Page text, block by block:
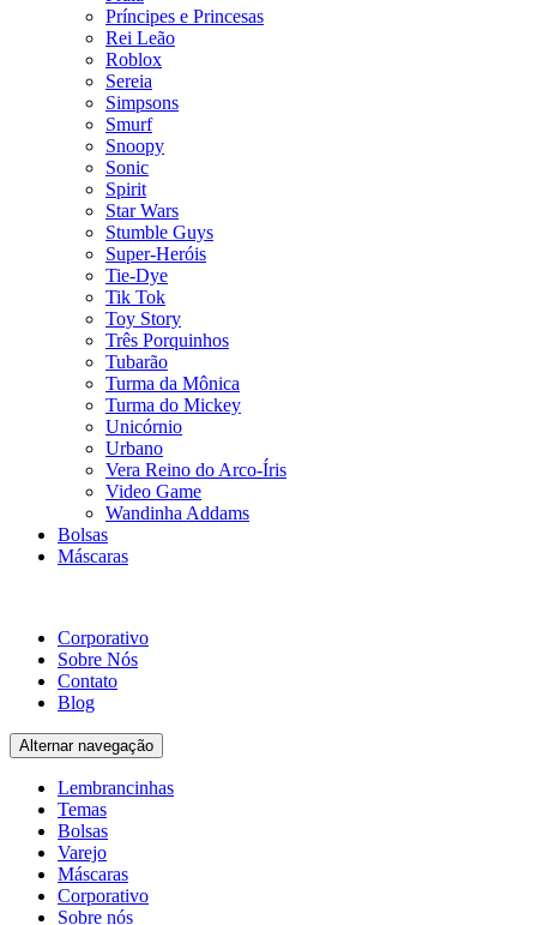
Príncipes e Princesas
Rei Leão
Roblox
Sereia
Simpsons
Smurf
Snoopy
Sonic
Spirit
Star Wars
Stumble Guys
Super-Heróis
Tie-Dye
Tik Tok
Toy Story
Três Porquinhos
Tubarão
Turma da Mônica
Turma do Mickey
Unicórnio
Urbano
Vera Reino do Arco-Íris
Video Game
Wandinha Addams
Bolsas
Máscaras
Corporativo
Sobre Nós
Contato
Blog
Alternar navegação
Lembrancinhas
Temas
Bolsas
Varejo
Máscaras
Corporativo
Sobre nós